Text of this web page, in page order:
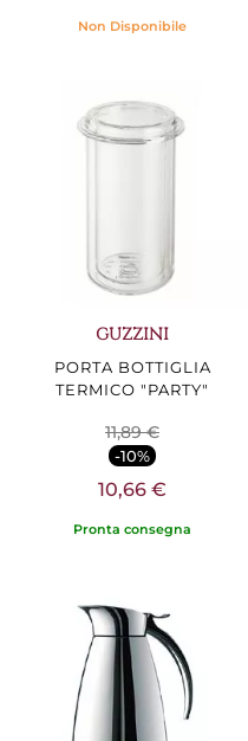
Non Disponibile
GUZZINI
PORTA BOTTIGLIA
TERMICO "PARTY"
11,89 €
-10%
10,66 €
Pronta consegna